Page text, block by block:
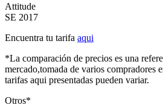
Attitude
SE 2017
Encuentra tu tarifa aqui
*La comparación de precios es una
mercado,tomada de varios compradores
tarifas aqui presentadas pueden variar.
Otros*